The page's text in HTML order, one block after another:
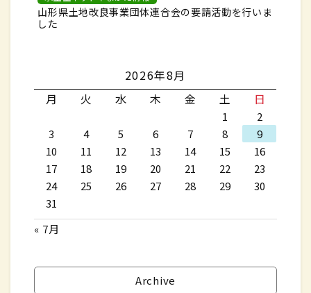
山形県土地改良事業団体連合会の要請活動を行いま
した
2026年8月
月
火 水 木 金 土 日
1
2
3
4 5 6 7 8
9
10
11 12 13 14 15
16
17
18 19 20 21 22
23
24
25 26 27 28 29
30
31
« 7月
Archive